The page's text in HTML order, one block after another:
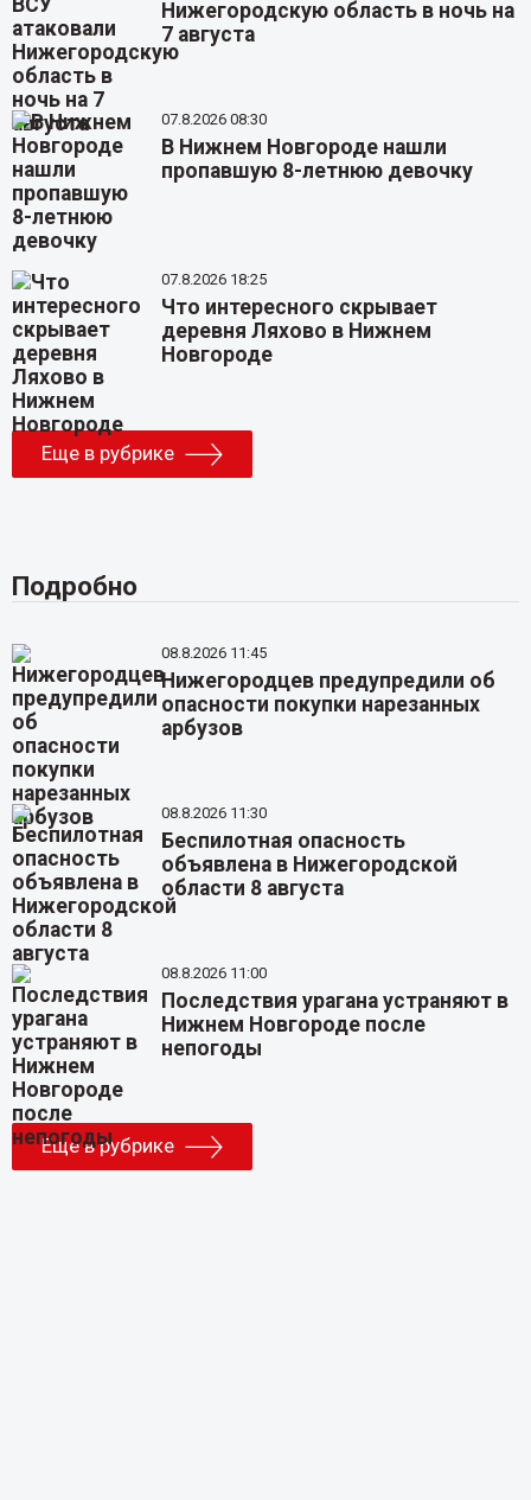
Нижегородскую область в ночь на
7 августа
07.8.2026 08:30
В Нижнем Новгороде нашли
пропавшую 8-летнюю девочку
07.8.2026 18:25
Что интересного скрывает
деревня Ляхово в Нижнем
Новгороде
Еще в рубрике
Подробно
08.8.2026 11:45
Нижегородцев предупредили об
опасности покупки нарезанных
арбузов
08.8.2026 11:30
Беспилотная опасность
объявлена в Нижегородской
области 8 августа
08.8.2026 11:00
Последствия урагана устраняют в
Нижнем Новгороде после
непогоды
Еще в рубрике